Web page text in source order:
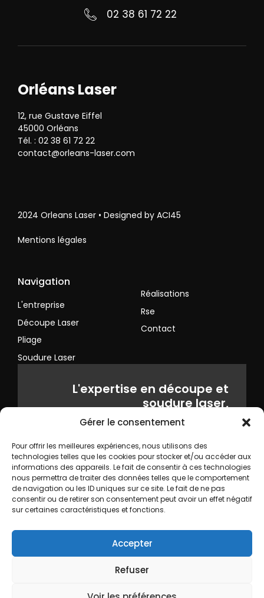
Gérer le consentement
Pour offrir les meilleures expériences, nous utilisons des
technologies telles que les cookies pour stocker et/ou accéder aux
informations des appareils. Le fait de consentir à ces technologies
nous permettra de traiter des données telles que le comportement
de navigation ou les ID uniques sur ce site. Le fait de ne pas
consentir ou de retirer son consentement peut avoir un effet négatif
sur certaines caractéristiques et fonctions.
Accepter
Refuser
02 38 61 72 22
Orléans Laser
12, rue Gustave Eiffel
45000 Orléans
Tél. : 02 38 61 72 22
contact@orleans-laser.com
2024 Orleans Laser • Designed by ACI45
Mentions légales
Navigation
L'entreprise
Découpe Laser
Pliage
Soudure Laser
Réalisations
Rse
Contact
L'expertise en découpe et
soudure laser,
tout au long de la fabrication
Retrouvez nous sur
2024 Orleans Laser • Designed by ACI45